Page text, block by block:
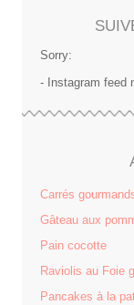
Sorry:
- Instagram feed
Carrés
Gâteau aux
Pain cocotte
Raviolis au Foie
Pancakes à la